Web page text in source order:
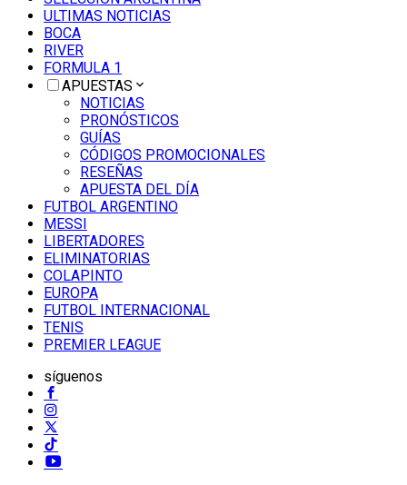
ULTIMAS NOTICIAS
BOCA
RIVER
FORMULA 1
APUESTAS
NOTICIAS
PRONÓSTICOS
GUÍAS
CÓDIGOS PROMOCIONALES
RESEÑAS
APUESTA DEL DÍA
FUTBOL ARGENTINO
MESSI
LIBERTADORES
ELIMINATORIAS
COLAPINTO
EUROPA
FUTBOL INTERNACIONAL
TENIS
PREMIER LEAGUE
síguenos